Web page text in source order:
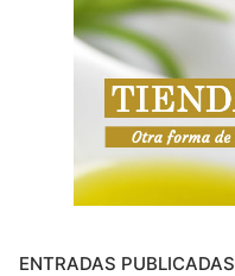
ENTRADAS PUBLICADAS